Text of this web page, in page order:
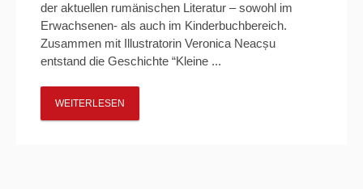
der aktuellen rumänischen Literatur – sowohl im
Erwachsenen- als auch im Kinderbuchbereich.
Zusammen mit Illustratorin Veronica Neacșu
entstand die Geschichte “Kleine ...
WEITERLESEN